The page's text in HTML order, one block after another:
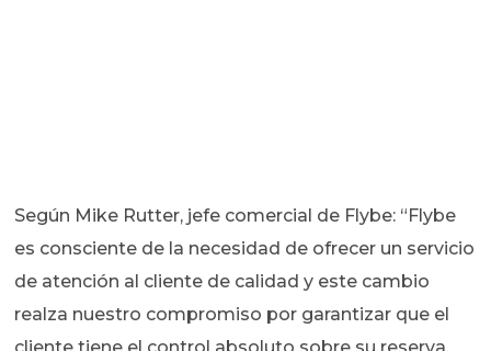
Según Mike Rutter, jefe comercial de Flybe: “Flybe
es consciente de la necesidad de ofrecer un servicio
de atención al cliente de calidad y este cambio
realza nuestro compromiso por garantizar que el